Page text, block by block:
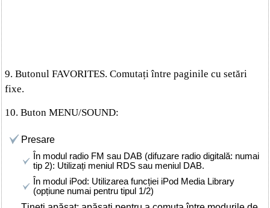
9. Butonul FAVORITES. Comutați între paginile cu setări
fixe.
10. Buton MENU/SOUND:
Presare
În modul radio FM sau DAB (difuzare radio digitală: numai
tip 2): Utilizați meniul RDS sau meniul DAB.
În modul iPod: Utilizarea funcției iPod Media Library
(opțiune numai pentru tipul 1/2)